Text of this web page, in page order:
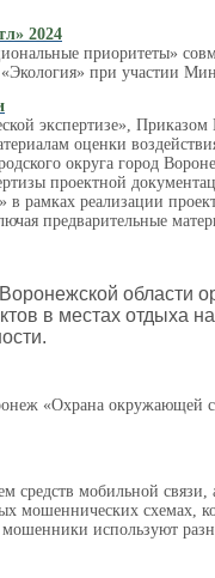
2024
приоритеты»
при участии
экспертизе»,
оценки
округа город
проектной
рамках реализации
предварительные
области
в местах отдыха
«Охрана окружающей
средств мобильной
схемах,
используют